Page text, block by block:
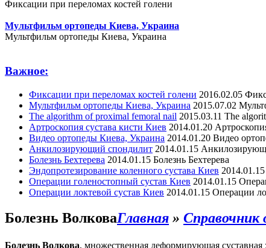
Фиксации при переломах костей голени
Мультфильм ортопеды Киева, Украина
Мультфильм ортопеды Киева, Украина
Важное:
Фиксации при переломах костей голени 2016.02.05
Мультфильм ортопеды Киева, Украина 2015.07.02
The algorithm of proximal femoral nail 2015.03.11 The
Артроскопия сустава кисти Киев 2014.01.20
Видео ортопеды Киева, Украина 2014.01.20 Видео
Анкилозирующий спондилит 2014.01.15
Болезнь Бехтерева 2014.01.15 Болезнь Бехтерева
Эндопротезирование коленного сустава Киев 2014.01.15
Операции голеностопный сустав Киев 2014.01.15
Операции локтевой сустав Киев 2014.01.15 Операции
Болезнь ВолковаГлавная » Справочник
Болезнь Волкова, множественная деформирующая